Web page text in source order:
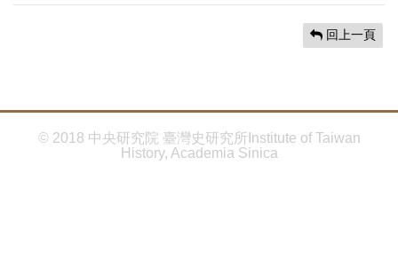
回上一頁
© 2018 中央研究院 臺灣史研究所Institute of Taiwan
History, Academia Sinica